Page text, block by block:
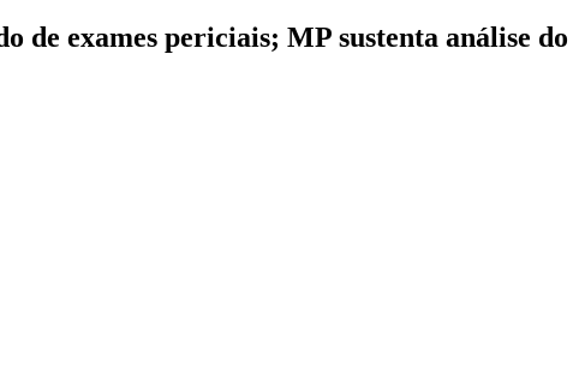
de exames periciais; MP sustenta análise do